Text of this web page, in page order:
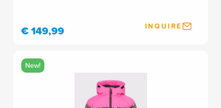
€ 149,99 INQUIRE
New!